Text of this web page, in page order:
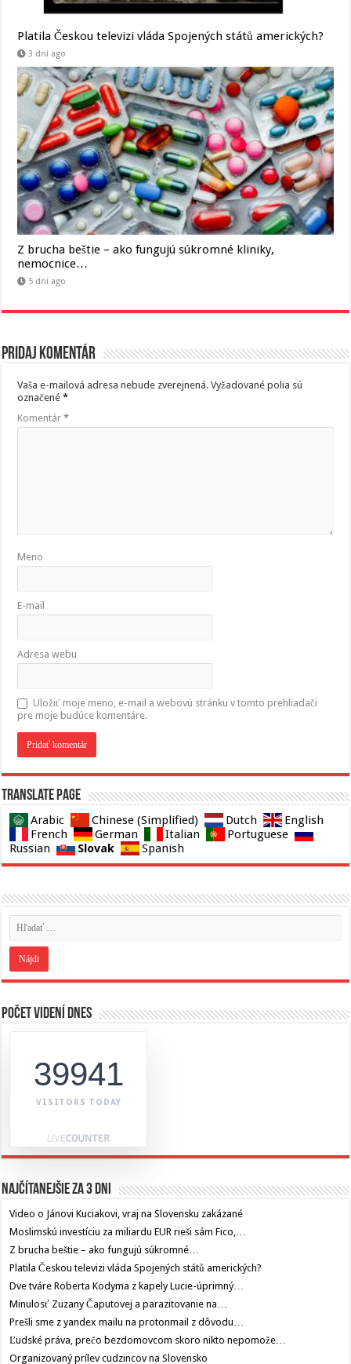
Platila Českou televizi vláda Spojených států amerických?
3 dni ago
Z brucha beštie – ako fungujú súkromné kliniky,
nemocnice…
5 dní ago
Pridaj komentár
Vaša e-mailová adresa nebude zverejnená. Vyžadované polia sú
označené*
Komentár*
Meno
E-mail
Adresa webu
Uložiť moje meno, e-mail a webovú stránku v tomto prehliadači
pre moje budúce komentáre.
Translate page
Arabic Chinese (Simplified) Dutch
English
French
German Italian
Portuguese
Russian
Slovak Spanish
Počet videní dnes
39941
VISITORS TODAY
Najčítanejšie za 3 dni
Video o Jánovi Kuciakovi, vraj na Slovensku zakázané
Moslimskú investíciu za miliardu EUR rieši sám Fico,…
Z brucha beštie – ako fungujú súkromné…
Platila Českou televizi vláda Spojených států amerických?
Dve tváre Roberta Kodyma z kapely Lucie-úprimný…
Minulosť Zuzany Čaputovej a parazitovanie na…
Prešli sme z yandex mailu na protonmail z dôvodu…
Ľudské práva, prečo bezdomovcom skoro nikto nepomože…
Organizovaný prílev cudzincov na Slovensko